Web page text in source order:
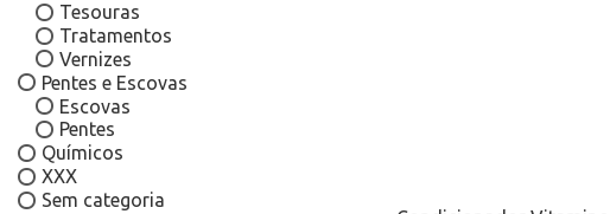
Tesouras
Tratamentos
Vernizes
Pentes e Escovas
Escovas
Pentes
Químicos
XXX
Sem categoria